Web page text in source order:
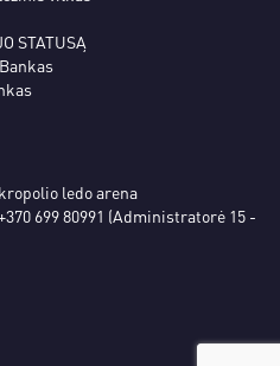
STATUSĄ
ledo arena
699 80991 (Administratorė 15 -